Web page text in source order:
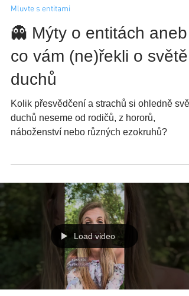
Markéta Podaná, CF
Mluvte s entitami
👻 Mýty o entitách aneb
co vám (ne)řekli o světě
duchů
Kolik přesvědčení a strachů si ohledně
Load video